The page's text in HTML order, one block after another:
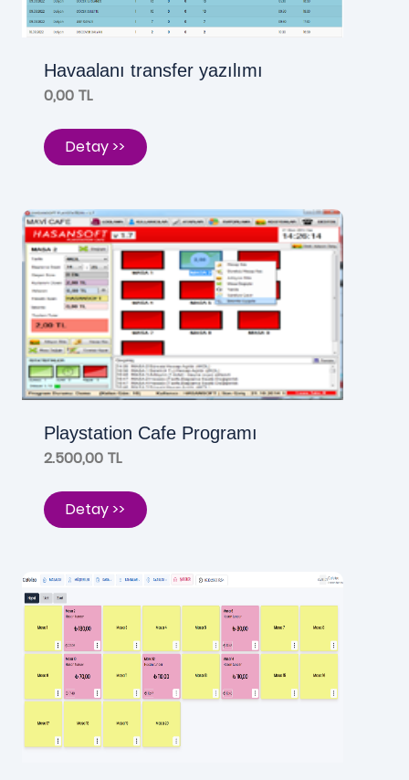
Havaalanı transfer yazılımı
0,00 TL
Detay >>
Playstation Cafe Programı
2.500,00 TL
Detay >>